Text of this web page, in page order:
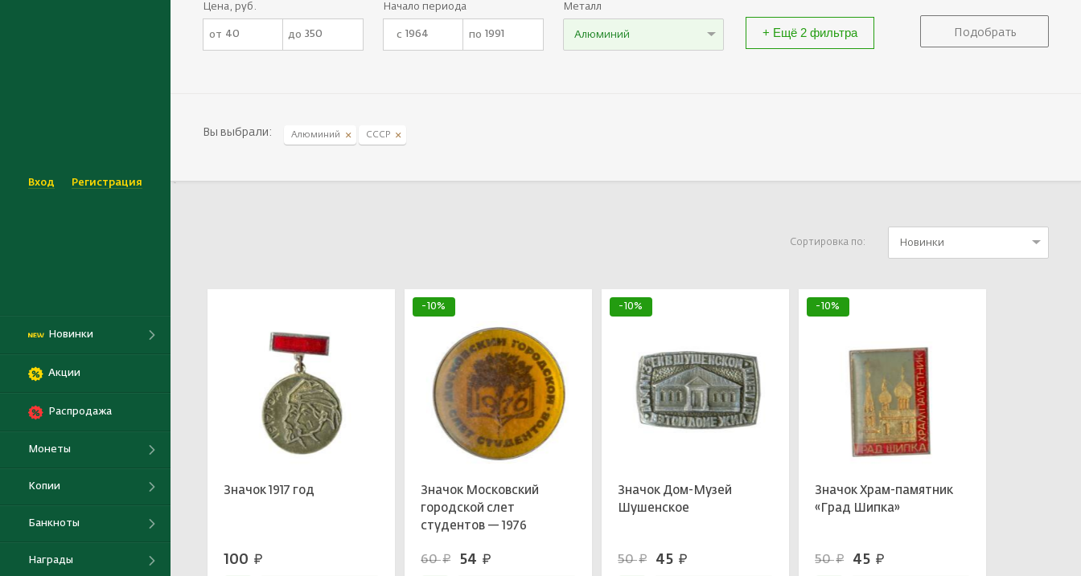
Вход Регистрация
Новинки
Акции
Распродажа
Монеты
Копии
Банкноты
Награды
Цена, руб.
от до
Начало периода
с по
Металл
Алюминий + Ещё 2 фильтра
Вы выбрали: Алюминий СССР
Сортировка по: Новинки
Значок 1917 год
100 руб.
-10%
Значок Московский
городской слет
студентов — 1976
60руб. 54 руб.
-10%
Значок Дом-Музей
Шушенское
50руб. 45 руб.
-10%
Значок Храм-памятник
«Град Шипка»
50руб. 45 руб.